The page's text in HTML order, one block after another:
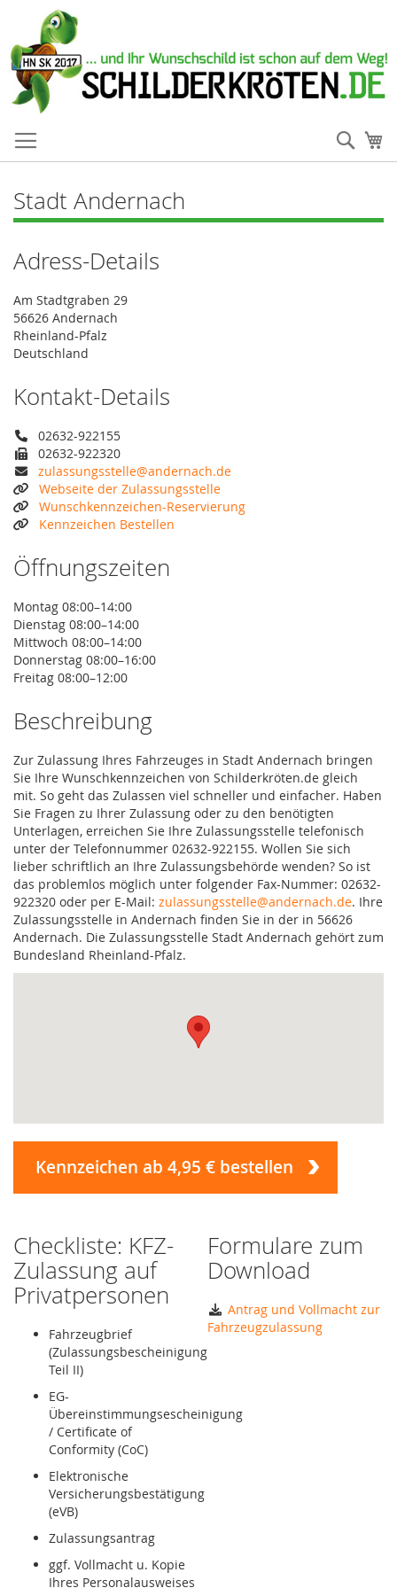
Stadt Andernach
Adress-Details
Am Stadtgraben 29
56626 Andernach
Rheinland-Pfalz
Deutschland
Kontakt-Details
02632-922155
02632-922320
zulassungsstelle@andernach.de
Webseite der Zulassungsstelle
Wunschkennzeichen-Reservierung
Kennzeichen Bestellen
Öffnungszeiten
Montag 08:00–14:00
Dienstag 08:00–14:00
Mittwoch 08:00–14:00
Donnerstag 08:00–16:00
Freitag 08:00–12:00
Beschreibung
Zur Zulassung Ihres Fahrzeuges in Stadt Andernach bringen
Sie Ihre Wunschkennzeichen von Schilderkröten.de gleich
mit. So geht das Zulassen viel schneller und einfacher. Haben
Sie Fragen zu Ihrer Zulassung oder zu den benötigten
Unterlagen, erreichen Sie Ihre Zulassungsstelle telefonisch
unter der Telefonnummer 02632-922155. Wollen Sie sich
lieber schriftlich an Ihre Zulassungsbehörde wenden? So ist
das problemlos möglich unter folgender Fax-Nummer: 02632-
922320 oder per E-Mail: zulassungsstelle@andernach.de. Ihre
Zulassungsstelle in Andernach finden Sie in der in 56626
Andernach. Die Zulassungsstelle Stadt Andernach gehört zum
Bundesland Rheinland-Pfalz.
Kennzeichen ab 4,95 € bestellen
Checkliste: KFZ-
Zulassung auf
Privatpersonen
Fahrzeugbrief
(Zulassungsbescheinigung
Teil II)
EG-
Übereinstimmungsescheinigung
/ Certificate of
Conformity (CoC)
Elektronische
Versicherungsbestätigung
(eVB)
Zulassungsantrag
ggf. Vollmacht u. Kopie
Ihres Personalausweises
Formulare zum
Download
Antrag und Vollmacht zur
Fahrzeugzulassung